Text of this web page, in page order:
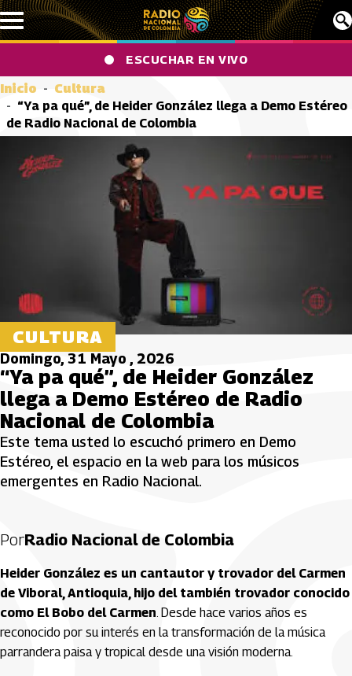
Pasar al contenido principal
ESCUCHAR EN VIVO
Inicio
Cultura
“Ya pa qué”, de Heider González llega a Demo Estéreo
de Radio Nacional de Colombia
CULTURA
Domingo, 31 Mayo , 2026
“Ya pa qué”, de Heider González
llega a Demo Estéreo de Radio
Nacional de Colombia
Este tema usted lo escuchó primero en Demo
Estéreo, el espacio en la web para los músicos
emergentes en Radio Nacional.
PorRadio Nacional de Colombia
Heider González es un cantautor y trovador del Carmen
de Viboral, Antioquia, hijo del también trovador conocido
como El Bobo del Carmen. Desde hace varios años es
reconocido por su interés en la transformación de la música
parrandera paisa y tropical desde una visión moderna.